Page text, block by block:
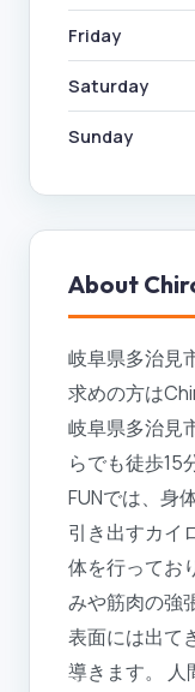
Friday
Saturday
Sunday
About
岐阜県多治見
求めの方は
岐阜県多治見
らでも徒歩15
FUNでは、身
引き出すカイ
体を行ってお
みや筋肉の強
表面には出て
導きます。 人